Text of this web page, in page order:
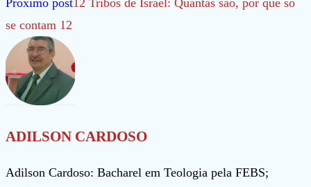
Próximo post12 Tribos de Israel: Quantas são, por que só
se contam 12
ADILSON CARDOSO
Adilson Cardoso: Bacharel em Teologia pela FEBS;